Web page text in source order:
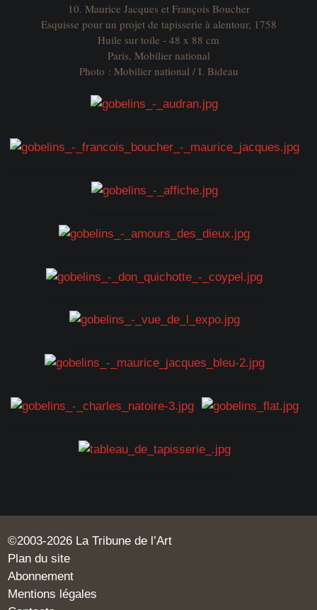
10. Maurice Jacques et François Boucher
Esquisse pour un projet de tapisserie à alentour, 1758
Huile sur toile - 48 x 88 cm
Paris, Mobilier national
Photo : Mobilier national / I. Bideau
©2003-2026 La Tribune de l’Art
Plan du site
Abonnement
Mentions légales